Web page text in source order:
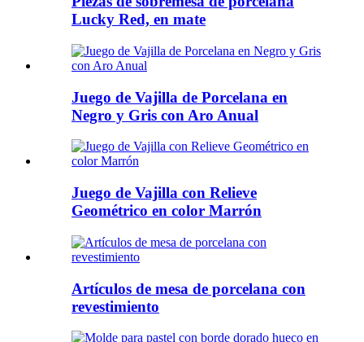
Lucky Red, en mate
Juego de Vajilla de Porcelana en
Negro y Gris con Aro Anual
Juego de Vajilla con Relieve
Geométrico en color Marrón
Artículos de mesa de porcelana con
revestimiento